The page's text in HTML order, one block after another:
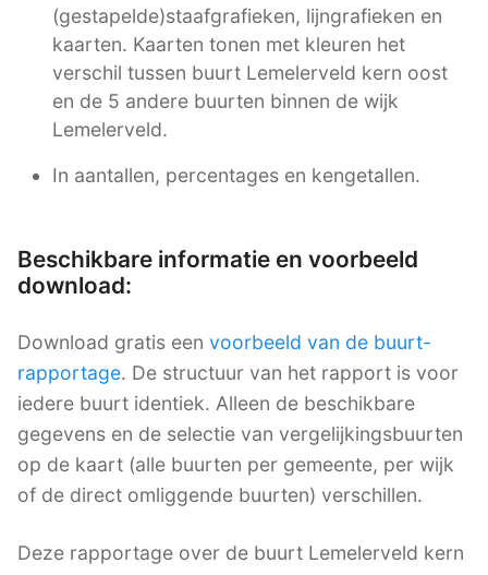
(gestapelde)staafgrafieken, lijngrafieken en
kaarten. Kaarten tonen met kleuren het
verschil tussen buurt Lemelerveld kern oost
en de 5 andere buurten binnen de wijk
Lemelerveld.
In aantallen, percentages en kengetallen.
Beschikbare informatie en voorbeeld
download:
Download gratis een voorbeeld van de buurt-
rapportage. De structuur van het rapport is voor
iedere buurt identiek. Alleen de beschikbare
gegevens en de selectie van vergelijkingsbuurten
op de kaart (alle buurten per gemeente, per wijk
of de direct omliggende buurten) verschillen.
Deze rapportage over de buurt Lemelerveld kern